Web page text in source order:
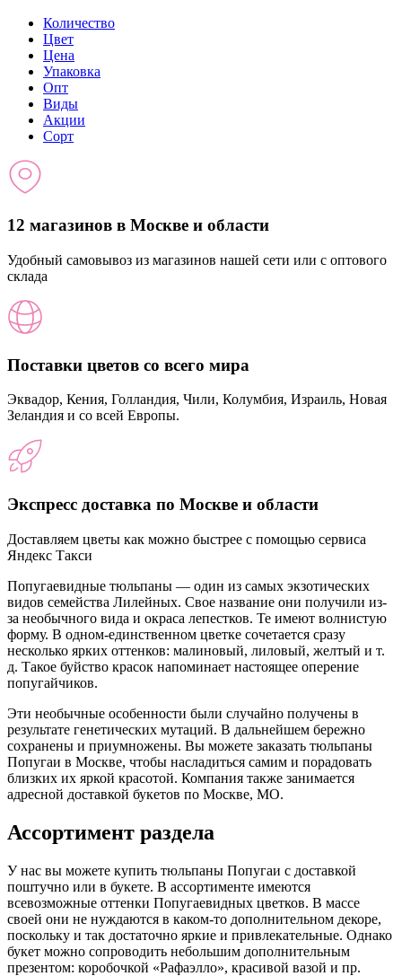
Количество
Цвет
Цена
Упаковка
Опт
Виды
Акции
Сорт
12 магазинов в Москве и области
Удобный самовывоз из магазинов нашей сети или с оптового
склада
Поставки цветов со всего мира
Эквадор, Кения, Голландия, Чили, Колумбия, Израиль, Новая
Зеландия и со всей Европы.
Экспресс доставка по Москве и области
Доставляем цветы как можно быстрее с помощью сервиса
Яндекс Такси
Попугаевидные тюльпаны — один из самых экзотических
видов семейства Лилейных. Свое название они получили из-
за необычного вида и окраса лепестков. Те имеют волнистую
форму. В одном-единственном цветке сочетается сразу
несколько ярких оттенков: малиновый, лиловый, желтый и т.
д. Такое буйство красок напоминает настоящее оперение
попугайчиков.
Эти необычные особенности были случайно получены в
результате генетических мутаций. В дальнейшем бережно
сохранены и приумножены. Вы можете заказать тюльпаны
Попугаи в Москве, чтобы насладиться самим и порадовать
близких их яркой красотой. Компания также занимается
адресной доставкой букетов по Москве, МО.
Ассортимент раздела
У нас вы можете купить тюльпаны Попугаи с доставкой
поштучно или в букете. В ассортименте имеются
всевозможные оттенки Попугаевидных цветков. В массе
своей они не нуждаются в каком-то дополнительном декоре,
поскольку и так достаточно яркие и привлекательные. Однако
букет можно сопроводить небольшим дополнительным
презентом: коробочкой «Рафаэлло», красивой вазой и пр.